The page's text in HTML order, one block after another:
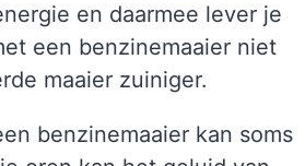
en daarmee lever je
een benzinemaaier niet
maaier zuiniger.
benzinemaaier kan soms